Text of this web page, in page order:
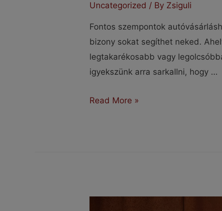
Uncategorized / By Zsiguli
Fontos szempontok
bizony sokat segíthet neked.
legtakarékosabb vagy
igyekszünk arra sarkallni, hogy …
Fontos
Read More »